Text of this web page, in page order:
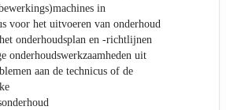
in
voor het uitvoeren van onderhoud
onderhoudsplan en -richtlijnen
onderhoudswerkzaamheden uit
aan de technicus of de